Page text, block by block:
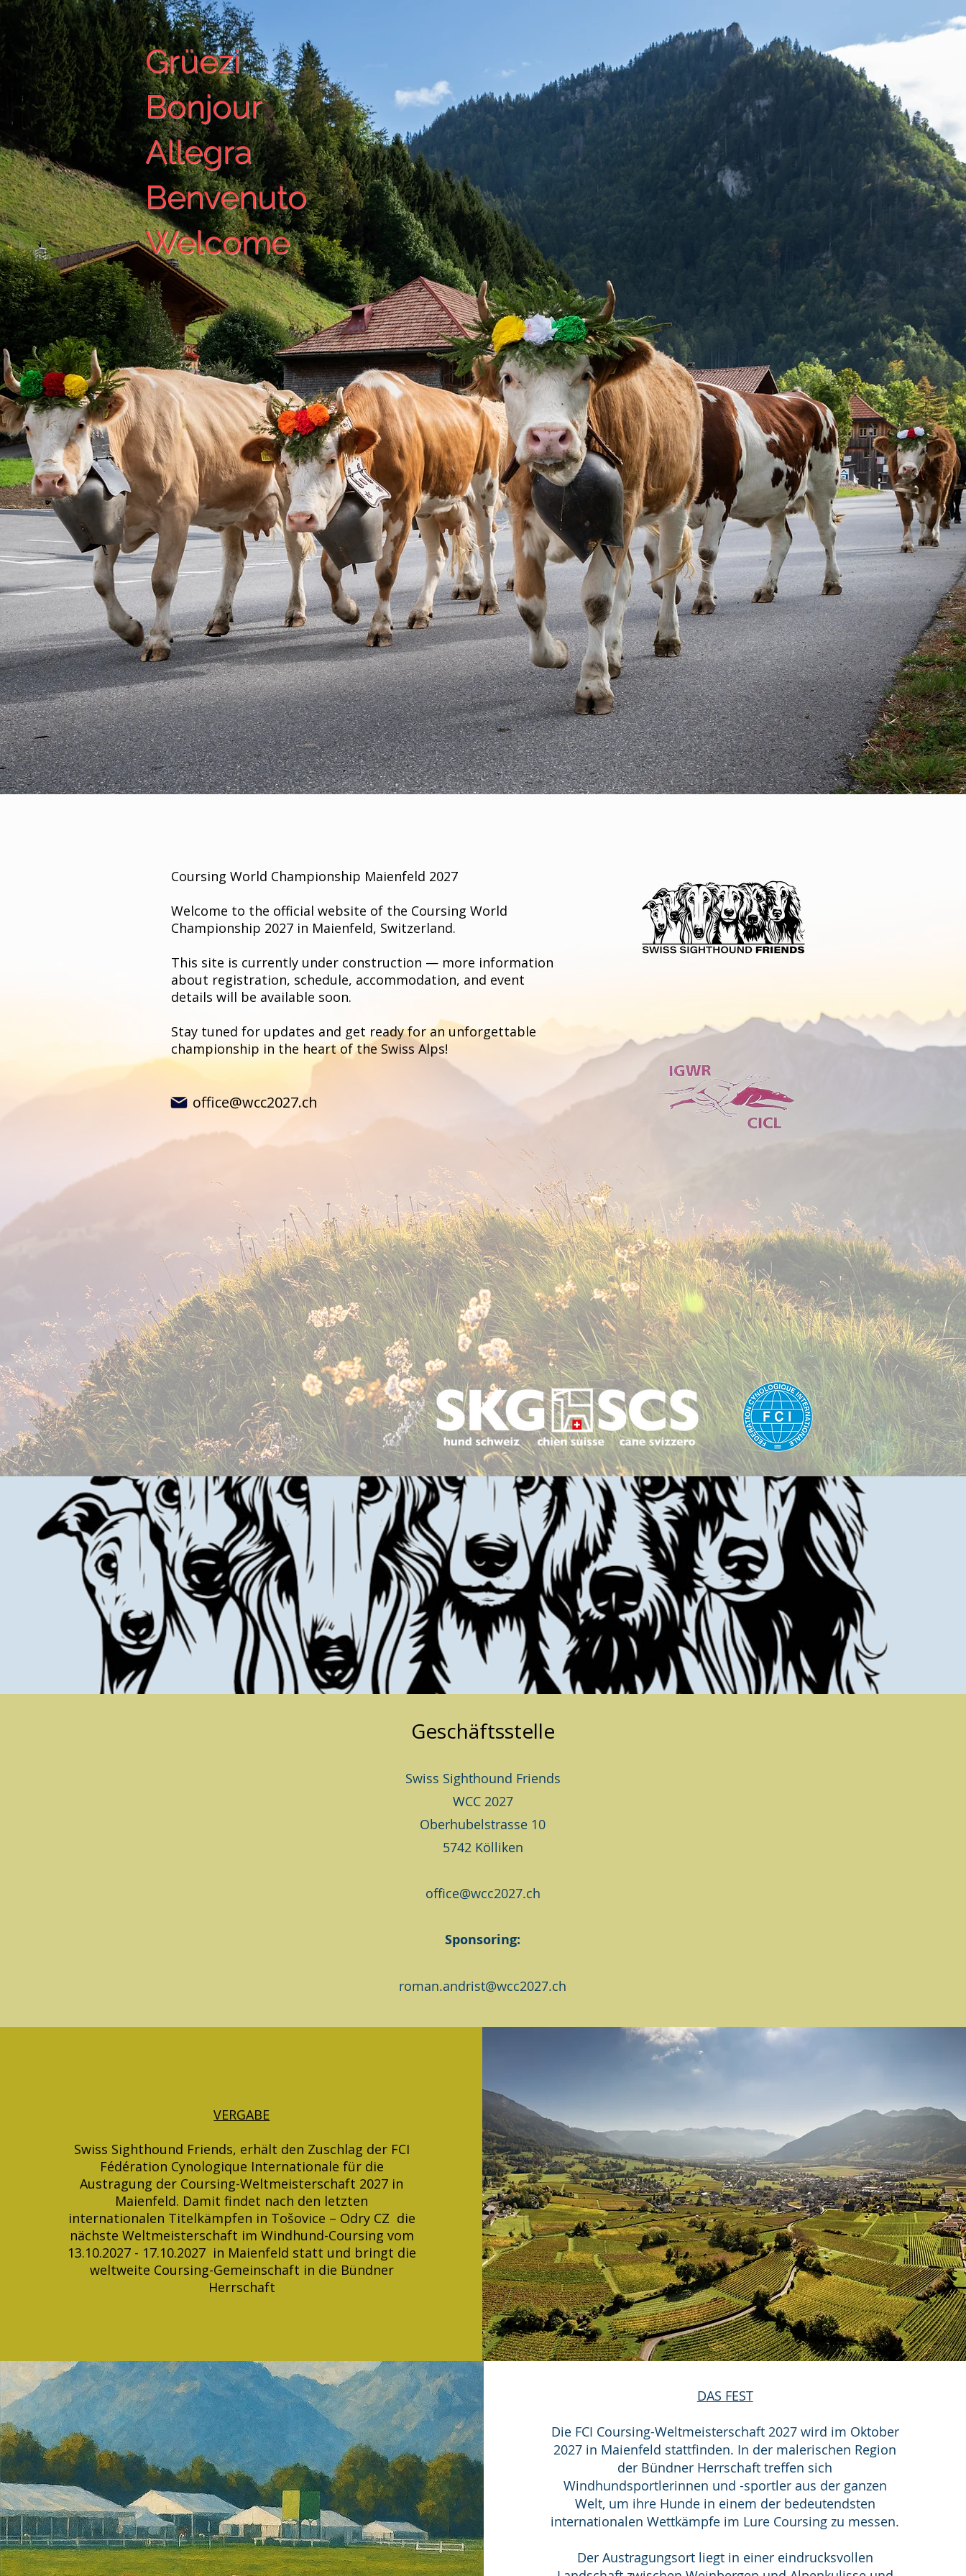
Grüezi
Bonjour
Allegra
Benvenuto
Welcome
Coursing World Championship Maienfeld 2027
Welcome to the official website of the Coursing World
Championship 2027 in Maienfeld, Switzerland.
This site is currently under construction — more information
about registration, schedule, accommodation, and event
details will be available soon.
Stay tuned for updates and get ready for an unforgettable
championship in the heart of the Swiss Alps!
office@wcc2027.ch
Geschäftsstelle
Swiss Sighthound Friends
WCC 2027
Oberhubelstrasse 10
5742 Kölliken
office@wcc2027.ch
Sponsoring:
roman.andrist@wcc2027.ch
VERGABE
Swiss Sighthound Friends, erhält den Zuschlag der FCI
Fédération Cynologique Internationale für die
Austragung der Coursing-Weltmeisterschaft 2027 in
Maienfeld. Damit findet nach den letzten
internationalen Titelkämpfen in Tošovice – Odry CZ die
nächste Weltmeisterschaft im Windhund-Coursing vom
13.10.2027 - 17.10.2027 in Maienfeld statt und bringt die
weltweite Coursing-Gemeinschaft in die Bündner
Herrschaft
DAS FEST
Die FCI Coursing-Weltmeisterschaft 2027 wird im Oktober
2027 in Maienfeld stattfinden. In der malerischen Region
der Bündner Herrschaft treffen sich
Windhundsportlerinnen und -sportler aus der ganzen
Welt, um ihre Hunde in einem der bedeutendsten
internationalen Wettkämpfe im Lure Coursing zu messen.
Der Austragungsort liegt in einer eindrucksvollen